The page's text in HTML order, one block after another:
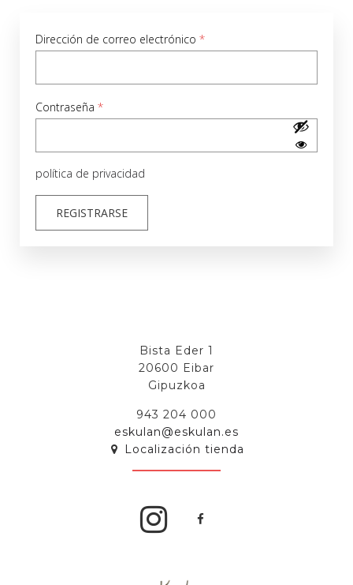
Dirección de correo electrónico *Obligatorio
Contraseña *Obligatorio
política de privacidad
REGISTRARSE
Bista Eder 1
20600 Eibar
Gipuzkoa
943 204 000
eskulan@eskulan.es
Localización tienda